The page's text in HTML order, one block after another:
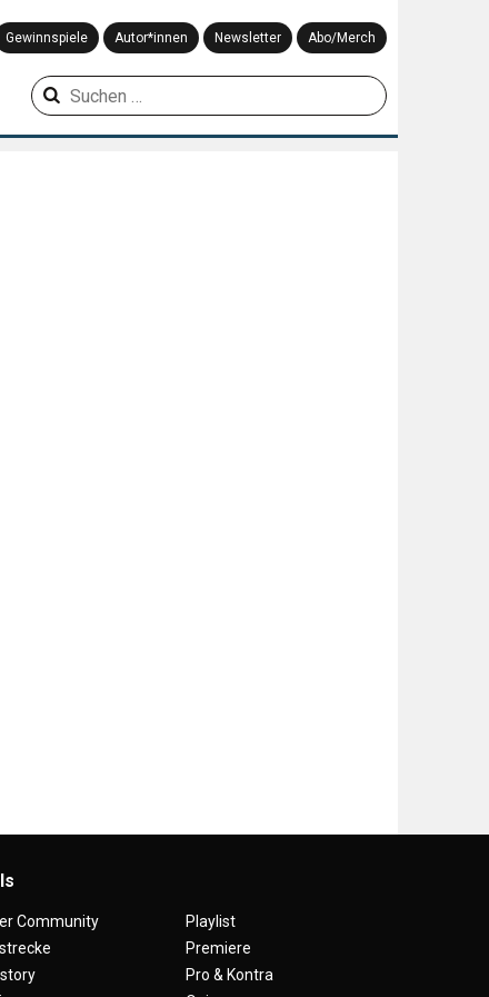
Gewinnspiele Autor*innen Newsletter Abo/Merch
Suchen
nach:
Community
Playlist
Premiere
Pro & Kontra